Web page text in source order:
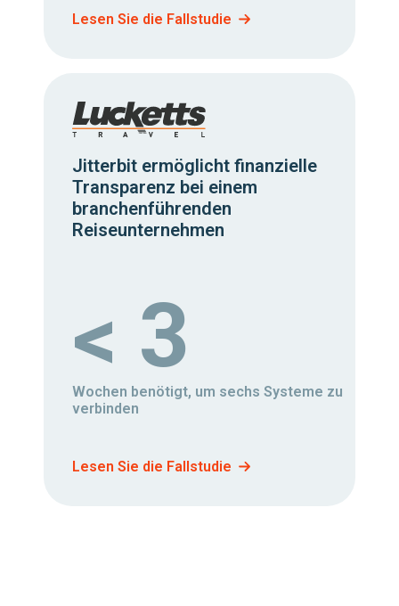
Lesen Sie die Fallstudie
Jitterbit ermöglicht finanzielle
Transparenz bei einem
branchenführenden
Reiseunternehmen
< 3
Wochen benötigt, um sechs Systeme zu
verbinden
Lesen Sie die Fallstudie